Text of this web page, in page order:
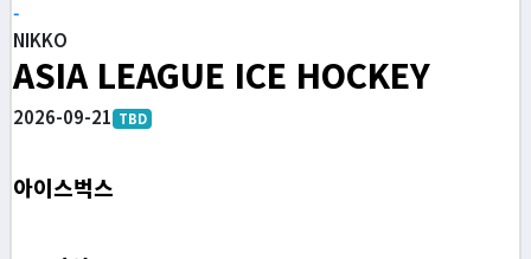
-
NIKKO
ASIA LEAGUE ICE HOCKEY
2026-09-21 TBD
아이스벅스